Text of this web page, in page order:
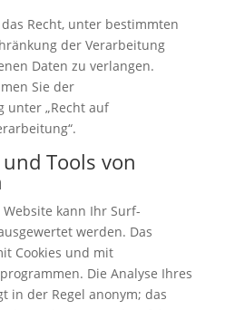
Recht, unter bestimmten
der Verarbeitung
Daten zu verlangen.
Sie der
unter „Recht auf
Tools von
kann Ihr Surf-
werden. Das
Cookies und mit
Die Analyse Ihres
in der Regel anonym; das